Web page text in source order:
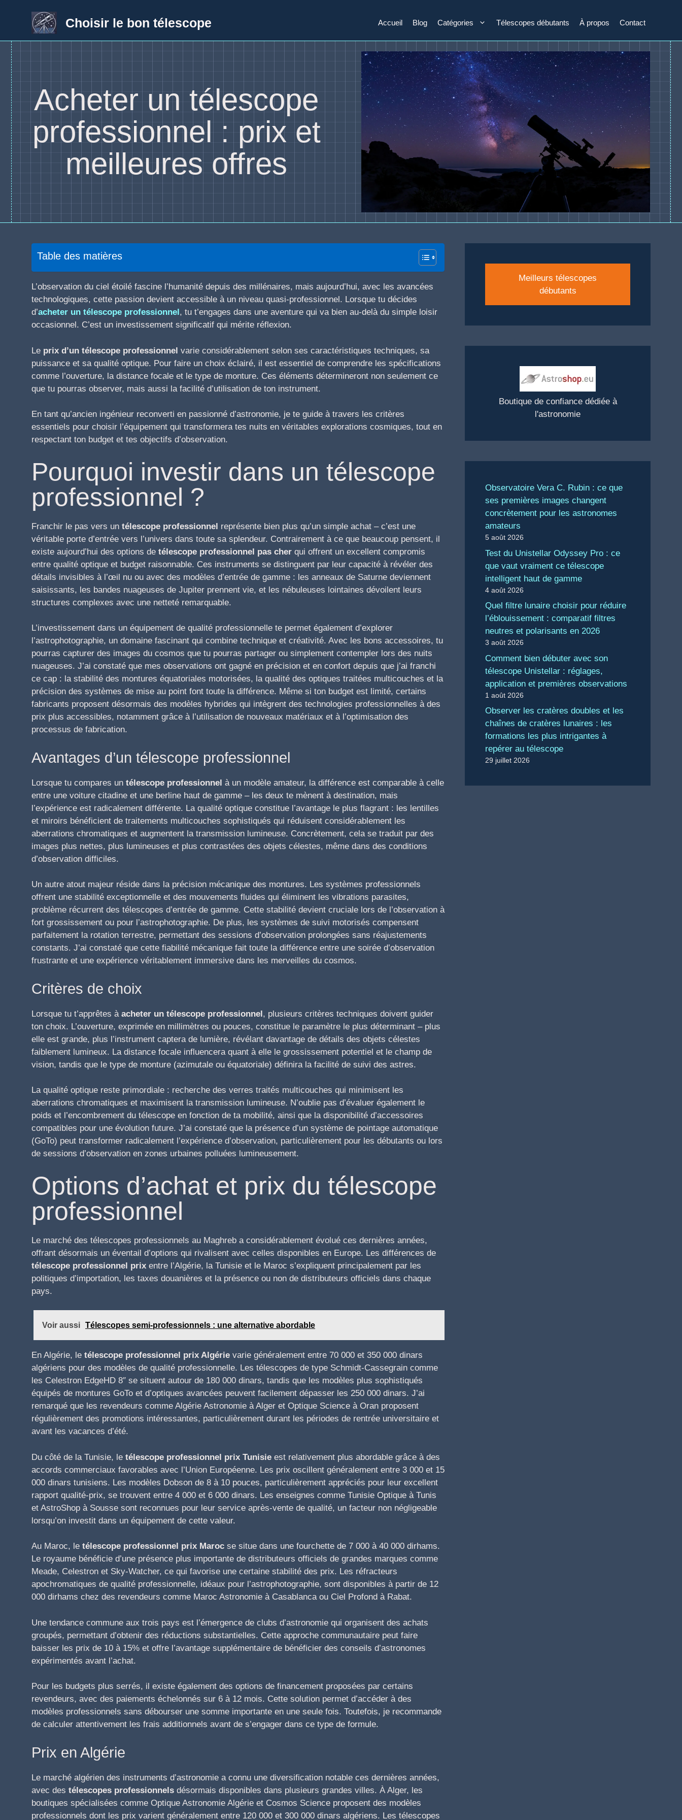
Choisir le bon télescope Accueil Blog Catégories Télescopes débutants À propos Contact
Acheter un télescope
professionnel : prix et
meilleures offres
Table des matières
L’observation du ciel étoilé fascine l’humanité depuis des millénaires, mais aujourd’hui, avec les avancées
technologiques, cette passion devient accessible à un niveau quasi-professionnel. Lorsque tu décides
d’acheter un télescope professionnel , tu t’engages dans une aventure qui va bien au-delà du simple loisir
occasionnel. C’est un investissement significatif qui mérite réflexion.
Le prix d’un télescope professionnel varie considérablement selon ses caractéristiques techniques, sa
puissance et sa qualité optique. Pour faire un choix éclairé, il est essentiel de comprendre les spécifications
comme l’ouverture, la distance focale et le type de monture. Ces éléments détermineront non seulement ce
que tu pourras observer, mais aussi la facilité d’utilisation de ton instrument.
En tant qu’ancien ingénieur reconverti en passionné d’astronomie, je te guide à travers les critères
essentiels pour choisir l’équipement qui transformera tes nuits en véritables explorations cosmiques, tout en
respectant ton budget et tes objectifs d’observation.
Pourquoi investir dans un télescope
professionnel ?
Franchir le pas vers un télescope professionnel représente bien plus qu’un simple achat – c’est une
véritable porte d’entrée vers l’univers dans toute sa splendeur. Contrairement à ce que beaucoup pensent, il
existe aujourd’hui des options de télescope professionnel pas cher qui offrent un excellent compromis
entre qualité optique et budget raisonnable. Ces instruments se distinguent par leur capacité à révéler des
détails invisibles à l’œil nu ou avec des modèles d’entrée de gamme : les anneaux de Saturne deviennent
saisissants, les bandes nuageuses de Jupiter prennent vie, et les nébuleuses lointaines dévoilent leurs
structures complexes avec une netteté remarquable.
L’investissement dans un équipement de qualité professionnelle te permet également d’explorer
l’astrophotographie, un domaine fascinant qui combine technique et créativité. Avec les bons accessoires, tu
pourras capturer des images du cosmos que tu pourras partager ou simplement contempler lors des nuits
nuageuses. J’ai constaté que mes observations ont gagné en précision et en confort depuis que j’ai franchi
ce cap : la stabilité des montures équatoriales motorisées, la qualité des optiques traitées multicouches et la
précision des systèmes de mise au point font toute la différence. Même si ton budget est limité, certains
fabricants proposent désormais des modèles hybrides qui intègrent des technologies professionnelles à des
prix plus accessibles, notamment grâce à l’utilisation de nouveaux matériaux et à l’optimisation des
processus de fabrication.
Avantages d’un télescope professionnel
Lorsque tu compares un télescope professionnel à un modèle amateur, la différence est comparable à celle
entre une voiture citadine et une berline haut de gamme – les deux te mènent à destination, mais
l’expérience est radicalement différente. La qualité optique constitue l’avantage le plus flagrant : les lentilles
et miroirs bénéficient de traitements multicouches sophistiqués qui réduisent considérablement les
aberrations chromatiques et augmentent la transmission lumineuse. Concrètement, cela se traduit par des
images plus nettes, plus lumineuses et plus contrastées des objets célestes, même dans des conditions
d’observation difficiles.
Un autre atout majeur réside dans la précision mécanique des montures. Les systèmes professionnels
offrent une stabilité exceptionnelle et des mouvements fluides qui éliminent les vibrations parasites,
problème récurrent des télescopes d’entrée de gamme. Cette stabilité devient cruciale lors de l’observation à
fort grossissement ou pour l’astrophotographie. De plus, les systèmes de suivi motorisés compensent
parfaitement la rotation terrestre, permettant des sessions d’observation prolongées sans réajustements
constants. J’ai constaté que cette fiabilité mécanique fait toute la différence entre une soirée d’observation
frustrante et une expérience véritablement immersive dans les merveilles du cosmos.
Critères de choix
Lorsque tu t’apprêtes à acheter un télescope professionnel, plusieurs critères techniques doivent guider
ton choix. L’ouverture, exprimée en millimètres ou pouces, constitue le paramètre le plus déterminant – plus
elle est grande, plus l’instrument captera de lumière, révélant davantage de détails des objets célestes
faiblement lumineux. La distance focale influencera quant à elle le grossissement potentiel et le champ de
vision, tandis que le type de monture (azimutale ou équatoriale) définira la facilité de suivi des astres.
La qualité optique reste primordiale : recherche des verres traités multicouches qui minimisent les
aberrations chromatiques et maximisent la transmission lumineuse. N’oublie pas d’évaluer également le
poids et l’encombrement du télescope en fonction de ta mobilité, ainsi que la disponibilité d’accessoires
compatibles pour une évolution future. J’ai constaté que la présence d’un système de pointage automatique
(GoTo) peut transformer radicalement l’expérience d’observation, particulièrement pour les débutants ou lors
de sessions d’observation en zones urbaines polluées lumineusement.
Options d’achat et prix du télescope
professionnel
Le marché des télescopes professionnels au Maghreb a considérablement évolué ces dernières années,
offrant désormais un éventail d’options qui rivalisent avec celles disponibles en Europe. Les différences de
télescope professionnel prix entre l’Algérie, la Tunisie et le Maroc s’expliquent principalement par les
politiques d’importation, les taxes douanières et la présence ou non de distributeurs officiels dans chaque
pays.
Voir aussi Télescopes semi-professionnels : une alternative abordable
En Algérie, le télescope professionnel prix Algérie varie généralement entre 70 000 et 350 000 dinars
algériens pour des modèles de qualité professionnelle. Les télescopes de type Schmidt-Cassegrain comme
les Celestron EdgeHD 8″ se situent autour de 180 000 dinars, tandis que les modèles plus sophistiqués
équipés de montures GoTo et d’optiques avancées peuvent facilement dépasser les 250 000 dinars. J’ai
remarqué que les revendeurs comme Algérie Astronomie à Alger et Optique Science à Oran proposent
régulièrement des promotions intéressantes, particulièrement durant les périodes de rentrée universitaire et
avant les vacances d’été.
Du côté de la Tunisie, le télescope professionnel prix Tunisie est relativement plus abordable grâce à des
accords commerciaux favorables avec l’Union Européenne. Les prix oscillent généralement entre 3 000 et 15
000 dinars tunisiens. Les modèles Dobson de 8 à 10 pouces, particulièrement appréciés pour leur excellent
rapport qualité-prix, se trouvent entre 4 000 et 6 000 dinars. Les enseignes comme Tunisie Optique à Tunis
et AstroShop à Sousse sont reconnues pour leur service après-vente de qualité, un facteur non négligeable
lorsqu’on investit dans un équipement de cette valeur.
Au Maroc, le télescope professionnel prix Maroc se situe dans une fourchette de 7 000 à 40 000 dirhams.
Le royaume bénéficie d’une présence plus importante de distributeurs officiels de grandes marques comme
Meade, Celestron et Sky-Watcher, ce qui favorise une certaine stabilité des prix. Les réfracteurs
apochromatiques de qualité professionnelle, idéaux pour l’astrophotographie, sont disponibles à partir de 12
000 dirhams chez des revendeurs comme Maroc Astronomie à Casablanca ou Ciel Profond à Rabat.
Une tendance commune aux trois pays est l’émergence de clubs d’astronomie qui organisent des achats
groupés, permettant d’obtenir des réductions substantielles. Cette approche communautaire peut faire
baisser les prix de 10 à 15% et offre l’avantage supplémentaire de bénéficier des conseils d’astronomes
expérimentés avant l’achat.
Pour les budgets plus serrés, il existe également des options de financement proposées par certains
revendeurs, avec des paiements échelonnés sur 6 à 12 mois. Cette solution permet d’accéder à des
modèles professionnels sans débourser une somme importante en une seule fois. Toutefois, je recommande
de calculer attentivement les frais additionnels avant de s’engager dans ce type de formule.
Prix en Algérie
Le marché algérien des instruments d’astronomie a connu une diversification notable ces dernières années,
avec des télescopes professionnels désormais disponibles dans plusieurs grandes villes. À Alger, les
boutiques spécialisées comme Optique Astronomie Algérie et Cosmos Science proposent des modèles
professionnels dont les prix varient généralement entre 120 000 et 300 000 dinars algériens. Les télescopes
Meilleurs télescopes
débutants
Boutique de confiance dédiée à
l'astronomie
Observatoire Vera C. Rubin : ce que
ses premières images changent
concrètement pour les astronomes
amateurs
5 août 2026
Test du Unistellar Odyssey Pro : ce
que vaut vraiment ce télescope
intelligent haut de gamme
4 août 2026
Quel filtre lunaire choisir pour réduire
l’éblouissement : comparatif filtres
neutres et polarisants en 2026
3 août 2026
Comment bien débuter avec son
télescope Unistellar : réglages,
application et premières observations
1 août 2026
Observer les cratères doubles et les
chaînes de cratères lunaires : les
formations les plus intrigantes à
repérer au télescope
29 juillet 2026